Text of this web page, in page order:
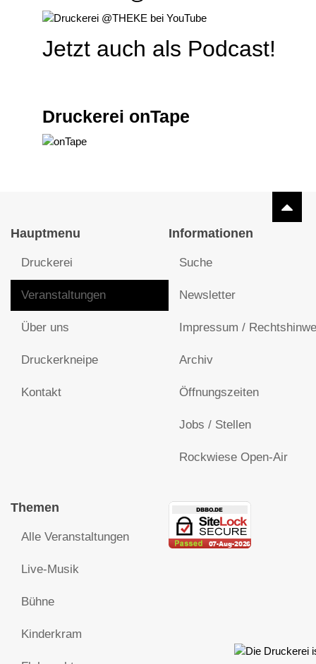
Jetzt auch als Podcast!
Druckerei onTape
Hauptmenu
Druckerei
Veranstaltungen
Über uns
Druckerkneipe
Kontakt
Informationen
Suche
Newsletter
Impressum /
Archiv
Öffnungszeiten
Jobs / Stellen
Rockwiese Open-Air
Themen
Alle Veranstaltungen
Live-Musik
Bühne
Kinderkram